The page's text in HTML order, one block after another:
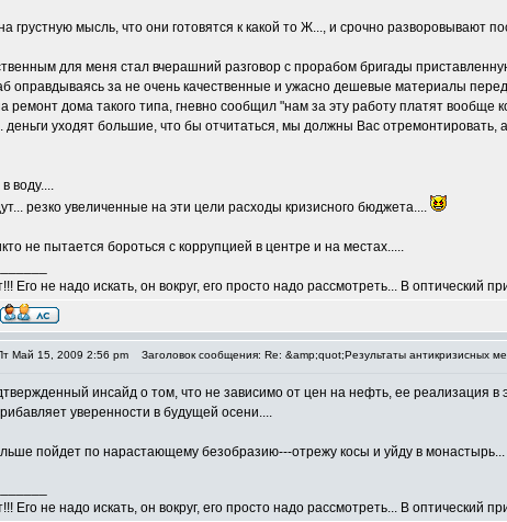
грустную мысль, что они готовятся к какой то Ж..., и срочно разворовывают
для меня стал вчерашний разговор с прорабом бригады
оправдываясь за не очень качественные и ужасно дешевые материалы
ремонт дома такого типа, гневно сообщил "нам за эту работу платят
деньги уходят большие, что бы отчитаться, мы должны Вас отремонтировать,
воду....
резко увеличенные на эти цели расходы кризисного бюджета....
не пытается бороться с коррупцией в центре и на местах.....
Его не надо искать, он вокруг, его просто надо рассмотреть... В
Май 15, 2009 2:56 pm Заголовок сообщения: Re: &amp;quot;Результаты антикризисных
инсайд о том, что не зависимо от цен на нефть, ее реализация
уверенности в будущей осени....
пойдет по нарастающему безобразию---отрежу косы и уйду в монастырь...
Его не надо искать, он вокруг, его просто надо рассмотреть... В